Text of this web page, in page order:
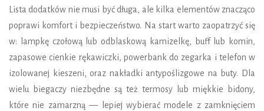
Lista dodatków nie musi być długa, ale kilka elementów znacząco
poprawi komfort i bezpieczeństwo. Na start warto zaopatrzyć się
w: lampkę czołową lub odblaskową kamizelkę, buff lub komin,
zapasowe cienkie rękawiczki, powerbank do zegarka i telefon w
izolowanej kieszeni, oraz nakładki antypoślizgowe na buty. Dla
wielu biegaczy niezbędne są też termosy lub miękkie bidony,
które nie zamarzną — lepiej wybierać modele z zamknięciem